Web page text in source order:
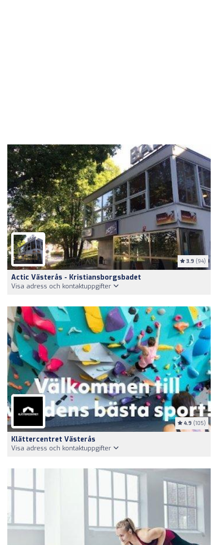
3.9 (94)
Actic Västerås - Kristiansborgsbadet
Visa adress och kontaktuppgifter
4.9 (105)
Klättercentret Västerås
Visa adress och kontaktuppgifter